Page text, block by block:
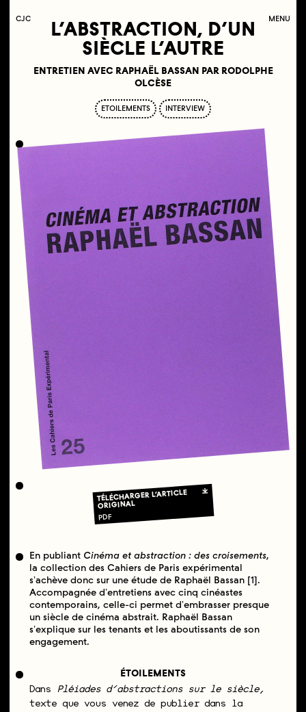
COLLECTIF
JEUNE
C MENU
L’ABSTRACTION, D’UN
SIÈCLE L’AUTRE
ENTRETIEN AVEC RAPHAËL BASSAN PAR RODOLPHE
OLCÈSE
ETOILEMENTS INTERVIEW
TÉLÉCHARGER L’ARTICLE
ORIGINAL
PDF
En publiant Cinéma et abstraction : des croisements,
la collection des Cahiers de Paris expérimental
sʼachève donc sur une étude de Raphaël Bassan [1].
Accompagnée dʼentretiens avec cinq cinéastes
contemporains, celle-ci permet dʼembrasser presque
un siècle de cinéma abstrait. Raphaël Bassan
sʼexplique sur les tenants et les aboutissants de son
engagement.
ÉTOILEMENTS
Dans Pléiades d’abstractions sur le siècle,
texte que vous venez de publier dans la